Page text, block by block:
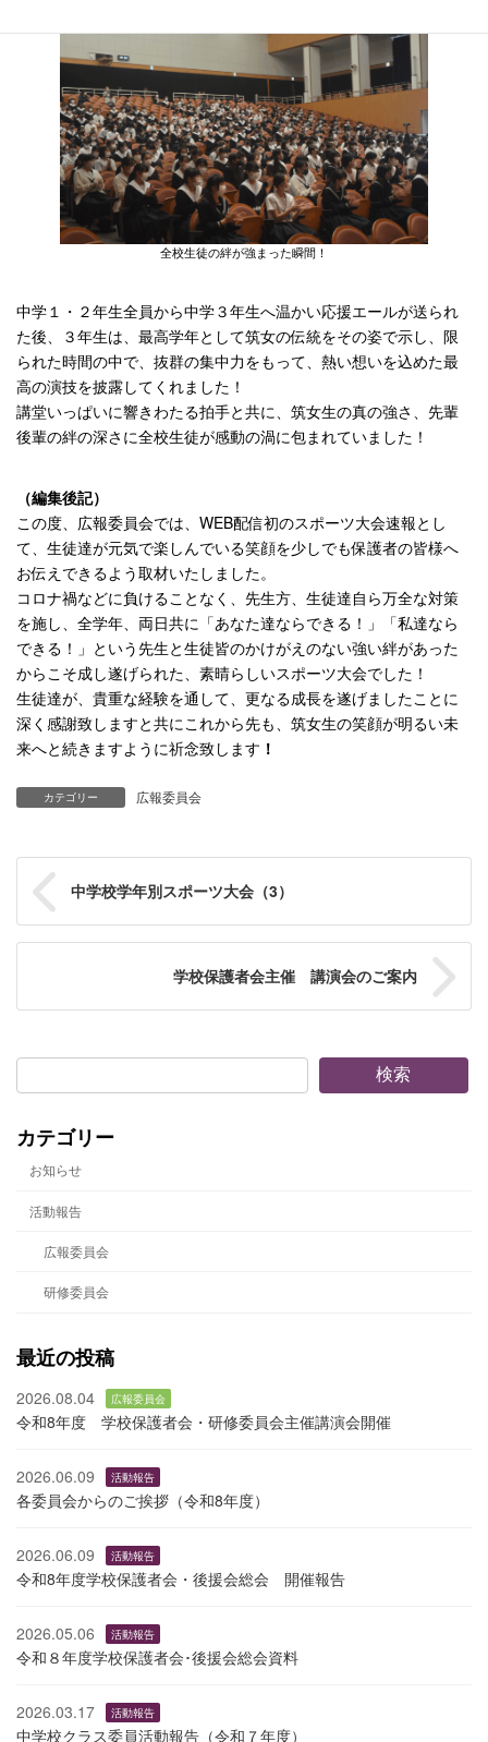
全校生徒の絆が強まった瞬間！
中学１・２年生全員から中学３年生へ温かい応援エールが送られ
た後、３年生は、最高学年として筑女の伝統をその姿で示し、限
られた時間の中で、抜群の集中力をもって、熱い想いを込めた最
高の演技を披露してくれました！
講堂いっぱいに響きわたる拍手と共に、筑女生の真の強さ、先輩
後輩の絆の深さに全校生徒が感動の渦に包まれていました！
（編集後記）
この度、広報委員会では、WEB配信初のスポーツ大会速報とし
て、生徒達が元気で楽しんでいる笑顔を少しでも保護者の皆様へ
お伝えできるよう取材いたしました。
コロナ禍などに負けることなく、先生方、生徒達自ら万全な対策
を施し、全学年、両日共に「あなた達ならできる！」「私達なら
できる！」という先生と生徒皆のかけがえのない強い絆があった
からこそ成し遂げられた、素晴らしいスポーツ大会でした！
生徒達が、貴重な経験を通して、更なる成長を遂げましたことに
深く感謝致しますと共にこれから先も、筑女生の笑顔が明るい未
来へと続きますように祈念致します ！
カテゴリー 広報委員会
中学校学年別スポーツ大会（3）
学校保護者会主催 講演会のご案内
検索
カテゴリー
お知らせ
活動報告
広報委員会
研修委員会
最近の投稿
2026.08.04 広報委員会
令和8年度 学校保護者会・研修委員会主催講演会開催
2026.06.09 活動報告
各委員会からのご挨拶（令和8年度）
2026.06.09 活動報告
令和8年度学校保護者会・後援会総会 開催報告
2026.05.06 活動報告
令和８年度学校保護者会･後援会総会資料
2026.03.17 活動報告
中学校クラス委員活動報告（令和７年度）